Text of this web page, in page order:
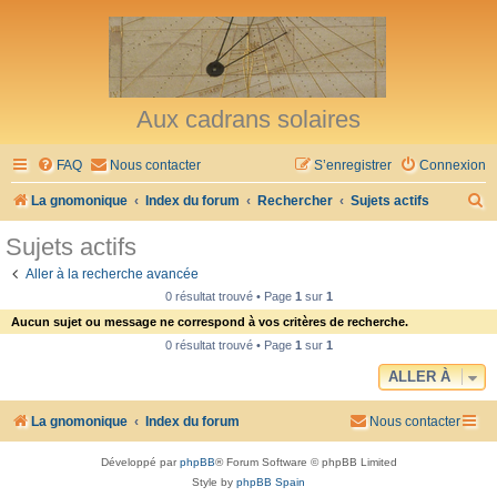
Aux cadrans solaires
FAQ Nous contacter Connexion
S’enregistrer
La gnomonique Index du forum Rechercher Sujets actifs
h
Sujets actifs
Aller à la recherche avancée
0 résultat trouvé • Page 1sur 1
Aucun sujet ou message ne correspond à vos critères de recherche.
0 résultat trouvé • Page 1sur 1
ALLER À
La gnomonique Index du forum Nous contacter
Développé parphpBB® Forum Software © phpBB Limited
Style by phpBB Spain